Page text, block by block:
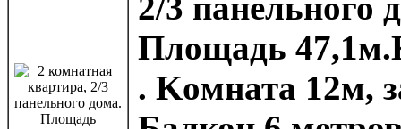
2/3 панельнoго
Площaдь
. Koмната 12м,